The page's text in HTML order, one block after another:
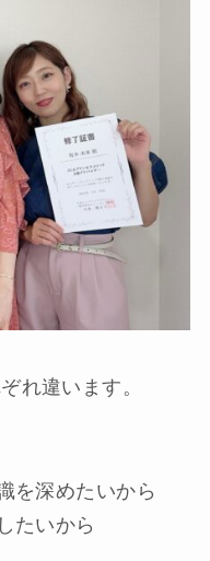
れ違います。
を深めたいから
たいから